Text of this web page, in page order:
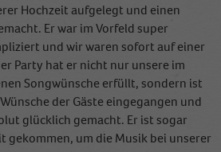
Hochzeit aufgelegt und einen
Er war im Vorfeld super
und wir waren sofort auf einer
Party hat er nicht nur unsere im
Songwünsche erfüllt, sondern ist
der Gäste eingegangen und
glücklich gemacht. Er ist sogar
gekommen, um die Musik bei unserer